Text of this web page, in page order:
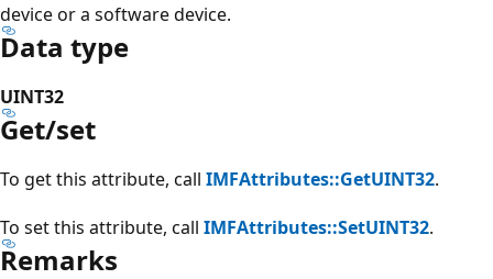
device or a software device.
Data type
UINT32
Get/set
To get this attribute, call IMFAttributes::GetUINT32.
To set this attribute, call IMFAttributes::SetUINT32.
Remarks